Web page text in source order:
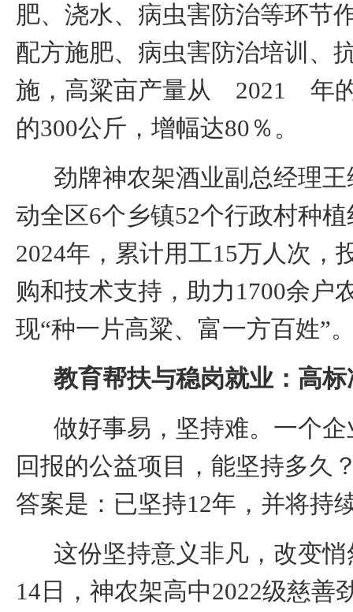
肥、浇水、病虫害防治等环节
配方施肥、病虫害防治培训、
施，高粱亩产量从
2021 年
的300公斤，增幅达80％ 。
劲牌神农架酒业副总经理
动全区6个乡镇52个行政村种
2024年，累计用工15万人次，
购和技术支持，助力1700余户
现“种一片高粱、富一方百姓”
教育帮扶与稳岗就业：高
做好事易，坚持难。 一个
回报的公益项目，能坚持多久
答案是：已坚持12年，并将持
这份坚持意义非凡，改变
14 日 ，神农架高中2022级慈善